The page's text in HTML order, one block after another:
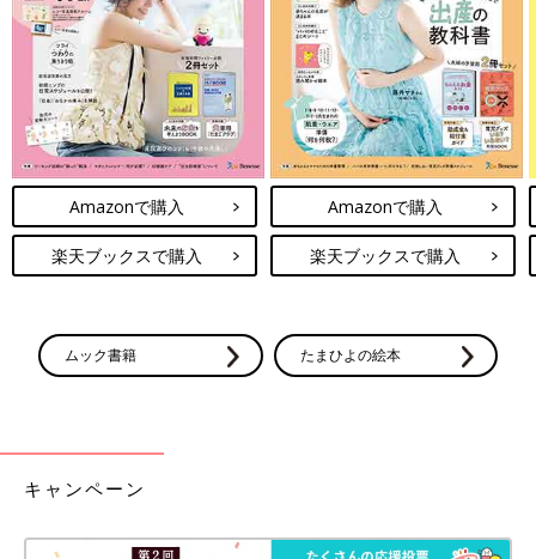
Amazonで購入
楽天ブックスで購入
Amazonで購入
楽天ブックスで購入
ムック書籍 たまひよの絵本
キャンペーン